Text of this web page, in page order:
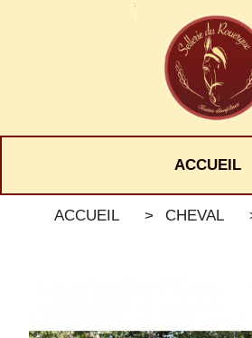
ACCUEIL
ACCUEIL CHEVAL
Panneau de gestion des cookies